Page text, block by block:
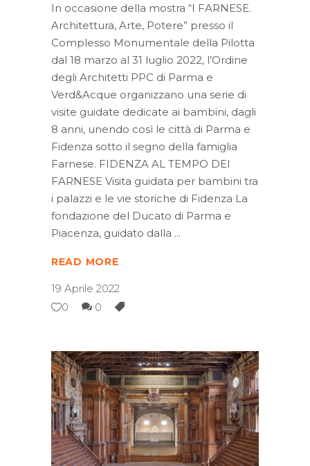
In occasione della mostra “I FARNESE.
Architettura, Arte, Potere” presso il
Complesso Monumentale della Pilotta
dal 18 marzo al 31 luglio 2022, l’Ordine
degli Architetti PPC di Parma e
Verd&Acque organizzano una serie di
visite guidate dedicate ai bambini, dagli
8 anni, unendo così le città di Parma e
Fidenza sotto il segno della famiglia
Farnese. FIDENZA AL TEMPO DEI
FARNESE Visita guidata per bambini tra
i palazzi e le vie storiche di Fidenza La
fondazione del Ducato di Parma e
Piacenza, guidato dalla
READ MORE
19 Aprile 2022
0
0